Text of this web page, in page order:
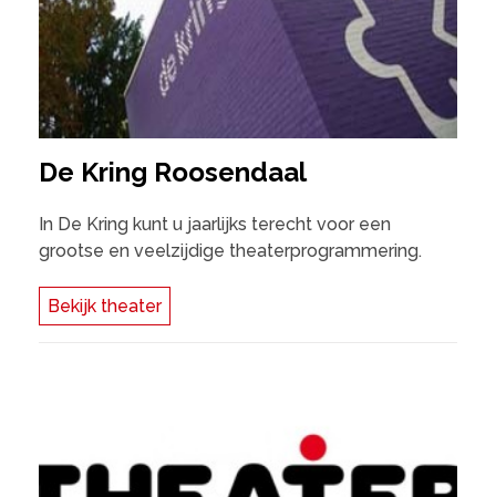
De Kring Roosendaal
In De Kring kunt u jaarlijks terecht voor een
grootse en veelzijdige theaterprogrammering.
Bekijk theater